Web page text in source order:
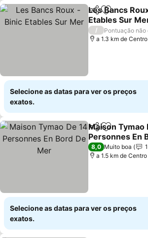
PartilharAdicionar
Les Bancs
Etables Sur
Ver preços
/
Pontuação não
a 1.3 km de
Selecione as datas para ver os preços
exatos.
PartilharAdicionar
Maison Tymao
Personnes En
Mer
Ver preços
8,0 Muito boa
1
a 1.5 km de
Selecione as datas para ver os preços
exatos.